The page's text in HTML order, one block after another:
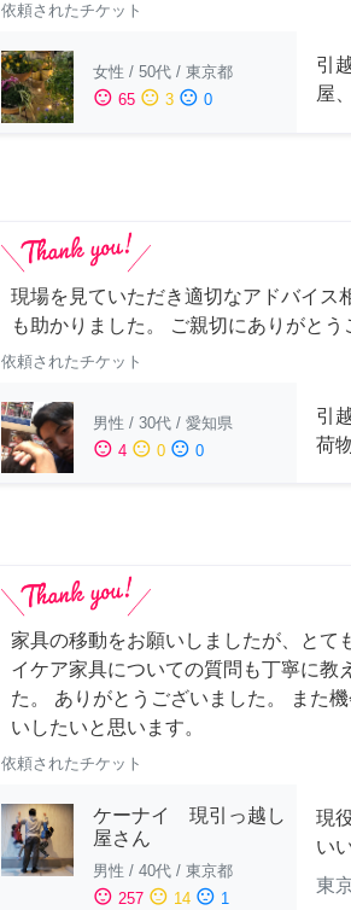
依頼されたチケット
女性 / 50代 / 東京都
sentiment_satisfied 65 sentiment_neutral 3 sentiment_dissatisfied 0
引
屋
現場を見ていただき適切なアドバイス
も助かりました。 ご親切にありがとう
依頼されたチケット
男性 / 30代 / 愛知県
sentiment_satisfied 4 sentiment_neutral 0 sentiment_dissatisfied 0
引
荷
家具の移動をお願いしましたが、とて
イケア家具についての質問も丁寧に教
た。 ありがとうございました。 また
いしたいと思います。
依頼されたチケット
ケーナイ 現引っ越し
屋さん
男性 / 40代 / 東京都
sentiment_satisfied 257 sentiment_neutral 14 sentiment_dissatisfied 1
現
い
東